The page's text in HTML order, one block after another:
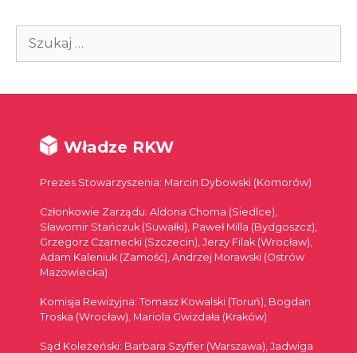
Szukaj:
Władze RKW
Prezes Stowarzyszenia: Marcin Dybowski (Komorów)
Członkowie Zarządu: Aldona Choma (Siedlce),
Sławomir Stańczuk (Suwałki), Paweł Milla (Bydgoszcz),
Grzegorz Czarnecki (Szczecin), Jerzy Filak (Wrocław),
Adam Kaleniuk (Zamość), Andrzej Morawski (Ostrów
Mazowiecka)
Komisja Rewizyjna: Tomasz Kowalski (Toruń), Bogdan
Troska (Wrocław), Mariola Gwizdała (Kraków)
Sąd Koleżeński: Barbara Szyffer (Warszawa), Jadwiga